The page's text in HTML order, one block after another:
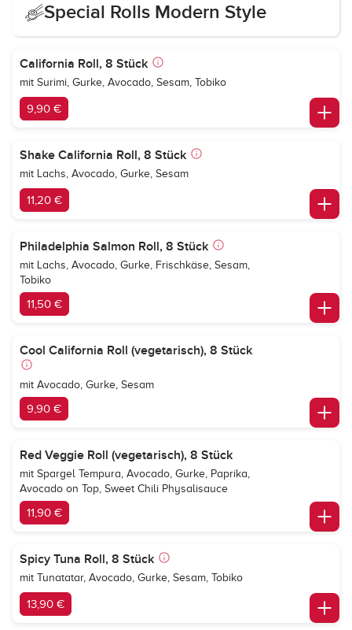
Special Rolls Modern Style
California Roll, 8 Stück
mit Surimi, Gurke, Avocado, Sesam, Tobiko
9,90 €
Shake California Roll, 8 Stück
mit Lachs, Avocado, Gurke, Sesam
11,20 €
Philadelphia Salmon Roll, 8 Stück
mit Lachs, Avocado, Gurke, Frischkäse, Sesam,
Tobiko
11,50 €
Cool California Roll (vegetarisch), 8 Stück
mit Avocado, Gurke, Sesam
9,90 €
Red Veggie Roll (vegetarisch), 8 Stück
mit Spargel Tempura, Avocado, Gurke, Paprika,
Avocado on Top, Sweet Chili Physalisauce
11,90 €
Spicy Tuna Roll, 8 Stück
mit Tunatatar, Avocado, Gurke, Sesam, Tobiko
13,90 €